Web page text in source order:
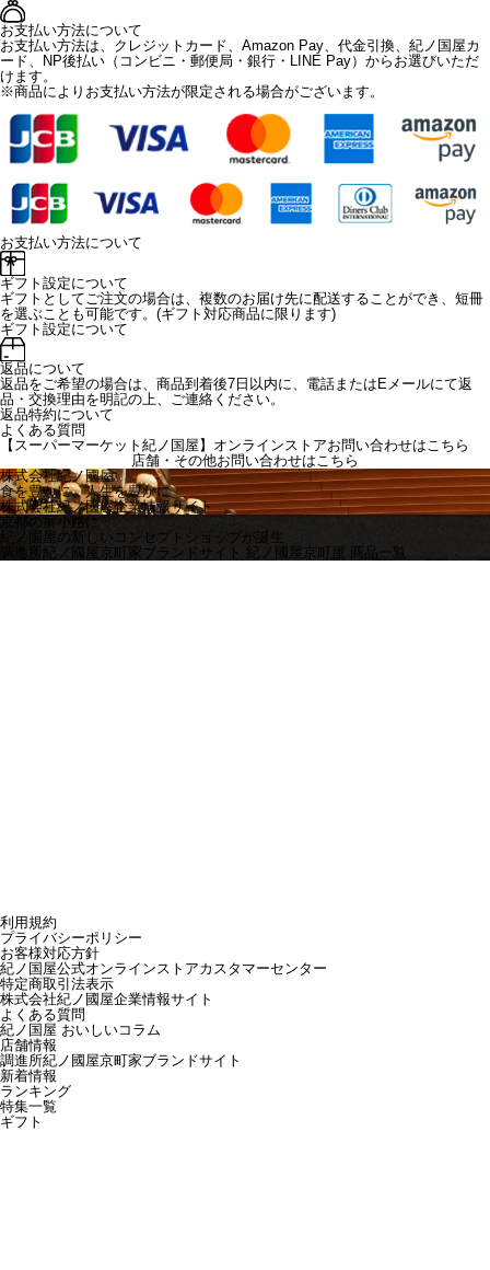
お支払い方法について
お支払い方法は、クレジットカード、Amazon Pay、代金引換、紀ノ国屋カ
ード、NP後払い（コンビニ・郵便局・銀行・LINE Pay）からお選びいただ
けます。
※商品によりお支払い方法が限定される場合がございます。
お支払い方法について
ギフト設定について
ギフトとしてご注文の場合は、複数のお届け先に配送することができ、短冊
を選ぶことも可能です。(ギフト対応商品に限ります)
ギフト設定について
返品について
返品をご希望の場合は、商品到着後7日以内に、電話またはEメールにて返
品・交換理由を明記の上、ご連絡ください。
返品特約について
よくある質問
【スーパーマーケット紀ノ国屋】オンラインストアお問い合わせはこちら
店舗・その他お問い合わせはこちら
株式会社紀ノ國屋
食を豊かに、人生を豊かに
株式会社紀ノ國屋企業情報サイト
京都の富小路に
紀ノ国屋の新しいコンセプトショップが誕生
調進所紀ノ國屋京町家ブランドサイト 紀ノ國屋京町屋 商品一覧
利用規約
プライバシーポリシー
お客様対応方針
紀ノ国屋公式オンラインストアカスタマーセンター
特定商取引法表示
株式会社紀ノ國屋企業情報サイト
よくある質問
紀ノ国屋 おいしいコラム
店舗情報
調進所紀ノ國屋京町家ブランドサイト
新着情報
ランキング
特集一覧
ギフト